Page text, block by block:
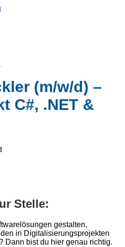
(m/w/d) –
C#, .NET &
Stelle:
gestalten,
in Digitalisierungsprojekten
Dann bist du hier genau richtig.